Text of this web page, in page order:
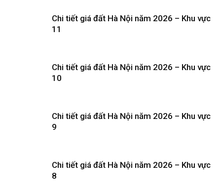
Chi tiết giá đất Hà Nội năm 2026 – Khu vực
11
Chi tiết giá đất Hà Nội năm 2026 – Khu vực
10
Chi tiết giá đất Hà Nội năm 2026 – Khu vực
9
Chi tiết giá đất Hà Nội năm 2026 – Khu vực
8